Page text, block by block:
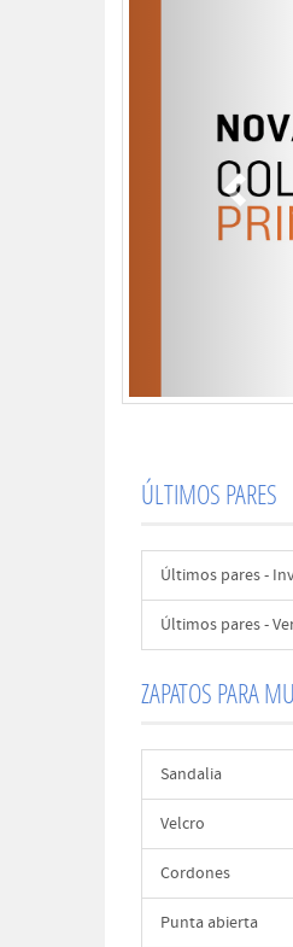
ÚLTIMOS PARES
Últimos pares -
Últimos pares -
ZAPATOS PARA
Sandalia
Velcro
Cordones
Punta abierta